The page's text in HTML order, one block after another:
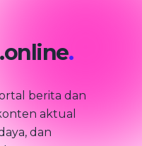
.
berita dan
aktual
dan